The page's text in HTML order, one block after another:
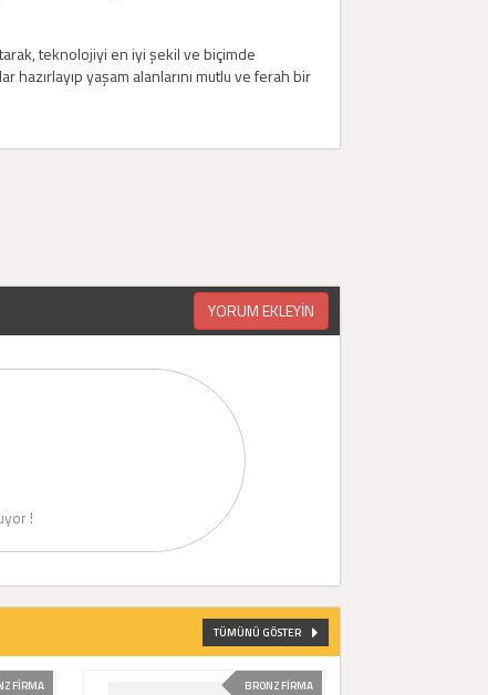
teknolojiyi en iyi şekil ve biçimde
yaşam alanlarını mutlu ve ferah bir
YORUM EKLEYİN
!
TÜMÜNÜ GÖSTER
FİRMA BRONZ FİRMA